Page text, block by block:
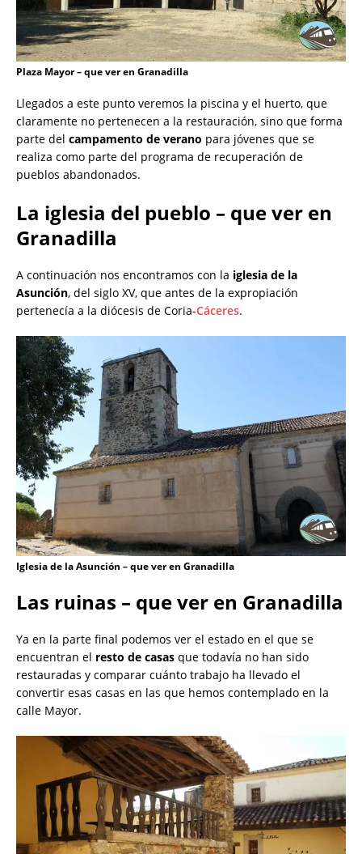
Plaza Mayor – que ver en Granadilla
Llegados a este punto veremos la piscina y el huerto, que
claramente no pertenecen a la restauración, sino que forma
parte del campamento de verano para jóvenes que se
realiza como parte del programa de recuperación de
pueblos abandonados.
La iglesia del pueblo – que ver en
Granadilla
A continuación nos encontramos con la iglesia de la
Asunción, del siglo XV, que antes de la expropiación
pertenecía a la diócesis de Coria-Cáceres.
Iglesia de la Asunción – que ver en Granadilla
Las ruinas – que ver en Granadilla
Ya en la parte final podemos ver el estado en el que se
encuentran el resto de casas que todavía no han sido
restauradas y comparar cuánto trabajo ha llevado el
convertir esas casas en las que hemos contemplado en la
calle Mayor.